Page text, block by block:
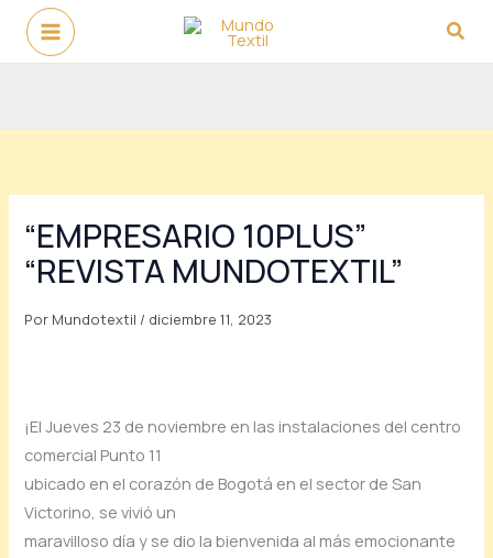
contenido
“EMPRESARIO 10PLUS”
“REVISTA MUNDOTEXTIL”
Por Mundotextil / diciembre 11, 2023
¡El Jueves 23 de noviembre en las instalaciones del centro
comercial Punto 11
ubicado en el corazón de Bogotá en el sector de San
Victorino, se vivió un
maravilloso día y se dio la bienvenida al más emocionante